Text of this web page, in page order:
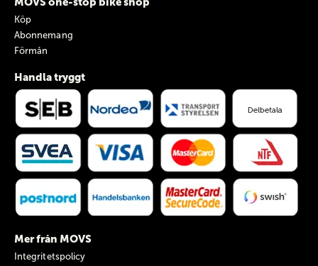
Köp
Abonnemang
Förmån
Handla tryggt
Mer från MOVS
Integritetspolicy